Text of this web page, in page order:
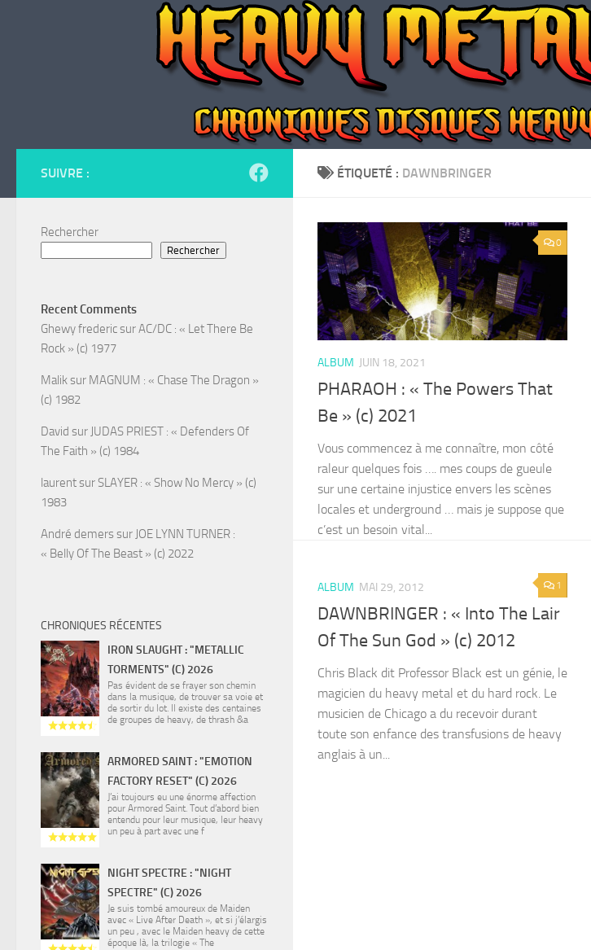
ÉTIQUETÉ : DAWNBRINGER
0
ALBUM JUIN 18, 2021
PHARAOH : « The Powers That
Be » (c) 2021
Vous commencez à me connaître, mon côté
raleur quelques fois …. mes coups de gueule
sur une certaine injustice envers les scènes
locales et underground … mais je suppose que
c’est un besoin vital...
1
ALBUM MAI 29, 2012
DAWNBRINGER : « Into The Lair
Of The Sun God » (c) 2012
Chris Black dit Professor Black est un génie, le
magicien du heavy metal et du hard rock. Le
musicien de Chicago a du recevoir durant
toute son enfance des transfusions de heavy
anglais à un...
SUIVRE :
Rechercher
Rechercher
Recent Comments
Ghewy fredericsurAC/DC : « Let There Be
Rock » (c) 1977
Maliksur MAGNUM : « Chase The Dragon »
(c) 1982
David sur JUDAS PRIEST : « Defenders Of
The Faith » (c) 1984
laurentsur SLAYER : « Show No Mercy » (c)
1983
André demerssur JOE LYNN TURNER :
« Belly Of The Beast » (c) 2022
CHRONIQUES RÉCENTES
IRON SLAUGHT : "METALLIC
TORMENTS" (C) 2026
Pas évident de se frayer son chemin
dans la musique, de trouver sa voie et
de sortir du lot. Il existe des centaines
de groupes de heavy, de thrash &a
ARMORED SAINT : "EMOTION
FACTORY RESET" (C) 2026
J’ai toujours eu une énorme affection
pour Armored Saint. Tout d’abord bien
entendu pour leur musique, leur heavy
un peu à part avec une f
NIGHT SPECTRE : "NIGHT
SPECTRE" (C) 2026
Je suis tombé amoureux de Maiden
avec « Live After Death », et si j’élargis
un peu , avec le Maiden heavy de cette
époque là, la trilogie « The